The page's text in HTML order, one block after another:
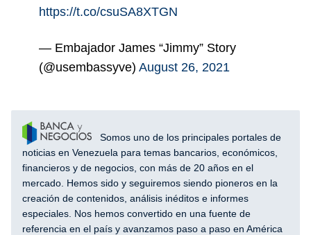
https://t.co/csuSA8XTGN
— Embajador James “Jimmy” Story
(@usembassyve) August 26, 2021
Somos uno de los principales portales de
noticias en Venezuela para temas bancarios, económicos,
financieros y de negocios, con más de 20 años en el
mercado. Hemos sido y seguiremos siendo pioneros en la
creación de contenidos, análisis inéditos e informes
especiales. Nos hemos convertido en una fuente de
referencia en el país y avanzamos paso a paso en América